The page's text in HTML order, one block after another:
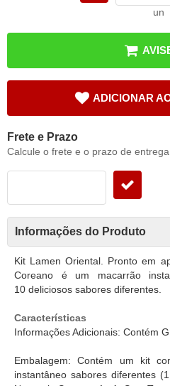
un
ADICIONAR
Frete e Prazo
Calcule o frete e o prazo de
Informações do Produto
Kit Lamen Oriental. Pronto em
Coreano é um macarrão
10 deliciosos sabores diferentes.
Características
Informações Adicionais: Contém
Embalagem: Contém um kit
instantâneo sabores diferentes